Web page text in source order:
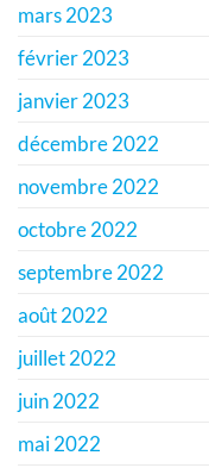
mars 2023
février 2023
janvier 2023
décembre 2022
novembre 2022
octobre 2022
septembre 2022
août 2022
juillet 2022
juin 2022
mai 2022